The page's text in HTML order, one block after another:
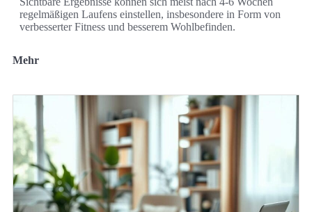
regelmäßigen Laufens einstellen, insbesondere in Form von
verbesserter Fitness und besserem Wohlbefinden.
Mehr